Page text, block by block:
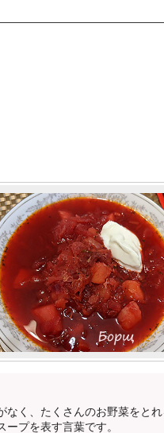
く、たくさんのお野菜をと
プを表す言葉です。